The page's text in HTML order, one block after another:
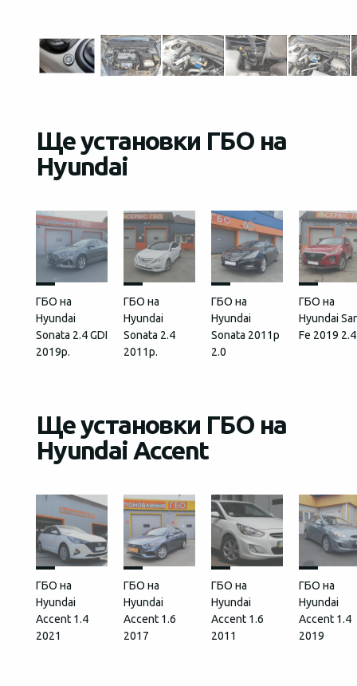
Ще установки ГБО на
Hyundai
ГБО на
Hyundai
Sonata 2.4 GDI
2019р.
ГБО на
Hyundai
Sonata 2.4
2011р.
ГБО на
Hyundai
Sonata 2011р
2.0
ГБО на
Hyundai
Fe 2019 2.4
Ще установки ГБО на
Hyundai Accent
ГБО на
Hyundai
Accent 1.4
2021
ГБО на
Hyundai
Accent 1.6
2017
ГБО на
Hyundai
Accent 1.6
2011
ГБО на
Hyundai
Accent 1.4
2019